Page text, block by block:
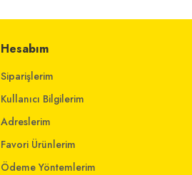
Hesabım
Siparişlerim
Kullanıcı Bilgilerim
Adreslerim
Favori Ürünlerim
Ödeme Yöntemlerim